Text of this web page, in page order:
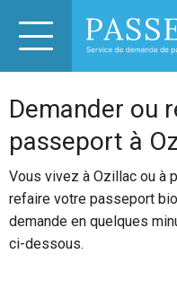
Demander ou
passeport à
Vous vivez à Ozillac ou à
refaire votre passeport
demande en quelques
ci-dessous.